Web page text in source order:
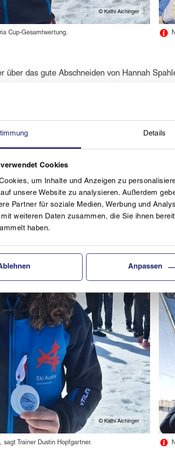
Details
Cookies
um Inhalte und Anzeigen zu
unsere Website zu analysieren. Außerdem
Partner für soziale Medien, Werbung und
weiteren Daten zusammen, die Sie ihnen
haben.
Anpassen
© Kathi Aichinger
Cup-Gesamtwertung.
über das gute Abschneiden von Hannah
sie für den österreichischen Damen-
ist, dass sie nach ihrem
ist und gleich super Weiten
© Kathi Aichinger
sagt Trainer Dustin Hopfgartner.